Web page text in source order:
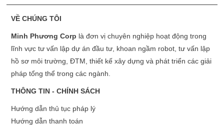
VỀ CHÚNG TÔI
Minh Phương Corp là đơn vị chuyên nghiệp hoạt động trong
lĩnh vực tư vấn lập dự án đầu tư, khoan ngầm robot, tư vấn lập
hồ sơ môi trường, ĐTM, thiết kế xây dựng và phát triển các giải
pháp tổng thể trong các ngành.
THÔNG TIN - CHÍNH SÁCH
Hướng dẫn thủ tục pháp lý
Hướng dẫn thanh toán